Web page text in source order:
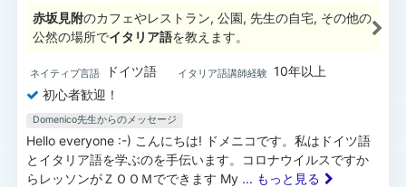
赤坂見附のカフェやレストラン, 公園, 先生の自宅, その他の
公然の場所でイタリア語を教えます。
ネイティブ言語 ドイツ語 イタリア語講師経験 10年以上
初心者歓迎！
Domenico先生からのメッセージ
Hello everyone :-) こんにちは! ドメニコです。私はドイツ語
とイタリア語を学ぶのを手伝います。コロナウイルスですか
らレッソンがＺＯＯＭでできます My ... もっと見る